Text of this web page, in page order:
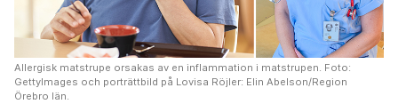
Allergisk matstrupe orsakas av en inflammation i matstrupen. Foto:
GettyImages och porträttbild på Lovisa Röjler: Elin Abelson/Region
Örebro län.